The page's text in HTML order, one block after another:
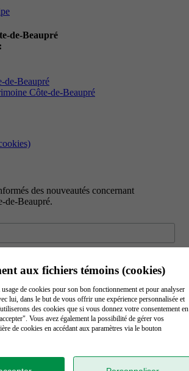
de-Beaupré
de-Beaupré
Côte-de-Beaupré
des nouveautés concernant
de-Beaupré.
aux fichiers témoins (cookies)
de cookies pour son bon fonctionnement et pour analyser
lui, dans le but de vous offrir une expérience personnalisée et
des cookies que si vous donnez votre consentement en
Vous avez également la possibilité de gérer vos
de cookies en accédant aux paramètres via le bouton